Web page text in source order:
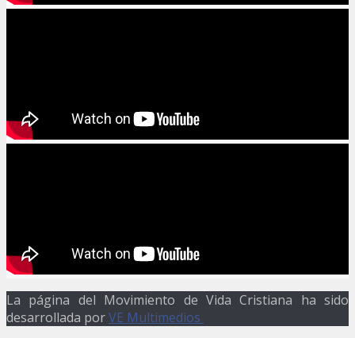
La página del Movimiento de Vida Cristiana ha sido
desarrollada porVE Multimedios